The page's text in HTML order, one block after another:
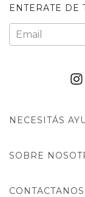
ENTERATE DE
NECESITÁS
SOBRE
CONTACTANOS